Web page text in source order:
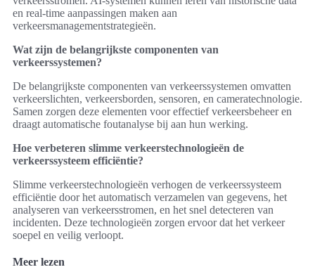
en real-time aanpassingen maken aan
verkeersmanagementstrategieën.
Wat zijn de belangrijkste componenten van
verkeerssystemen?
De belangrijkste componenten van verkeerssystemen omvatten
verkeerslichten, verkeersborden, sensoren, en cameratechnologie.
Samen zorgen deze elementen voor effectief verkeersbeheer en
draagt automatische foutanalyse bij aan hun werking.
Hoe verbeteren slimme verkeerstechnologieën de
verkeerssysteem efficiëntie?
Slimme verkeerstechnologieën verhogen de verkeerssysteem
efficiëntie door het automatisch verzamelen van gegevens, het
analyseren van verkeersstromen, en het snel detecteren van
incidenten. Deze technologieën zorgen ervoor dat het verkeer
soepel en veilig verloopt.
Meer lezen